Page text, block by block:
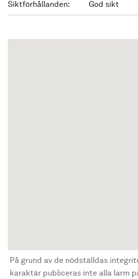
Siktförhållanden: God sikt
På grund av de nödställdas
karaktär publiceras inte alla larm